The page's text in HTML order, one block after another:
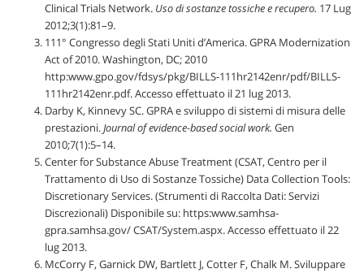
Clinical Trials Network. Uso di sostanze tossiche e recupero. 17 Lug
2012;3(1):81–9.
111° Congresso degli Stati Uniti d’America. GPRA Modernization
Act of 2010. Washington, DC; 2010
http:www.gpo.gov/fdsys/pkg/BILLS-111hr2142enr/pdf/BILLS-
111hr2142enr.pdf. Accesso effettuato il 21 lug 2013.
Darby K, Kinnevy SC. GPRA e sviluppo di sistemi di misura delle
prestazioni.Journal of evidence-based social work. Gen
2010;7(1):5–14.
Center for Substance Abuse Treatment (CSAT, Centro per il
Trattamento di Uso di Sostanze Tossiche) Data Collection Tools:
Discretionary Services. (Strumenti di Raccolta Dati: Servizi
Discrezionali) Disponibile su: https:www.samhsa-
gpra.samhsa.gov/ CSAT/System.aspx. Accesso effettuato il 22
lug 2013.
McCorry F, Garnick DW, Bartlett J, Cotter F, Chalk M. Sviluppare